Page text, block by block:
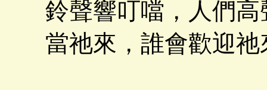
鈴聲響叮噹，人們
當祂來，誰會歡迎祂